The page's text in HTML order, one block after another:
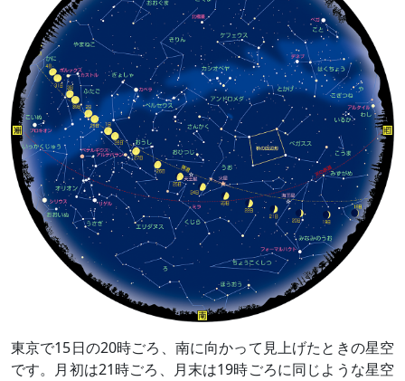
東京で15日の20時ごろ、南に向かって見上げたときの星空
です。月初は21時ごろ、月末は19時ごろに同じような星空